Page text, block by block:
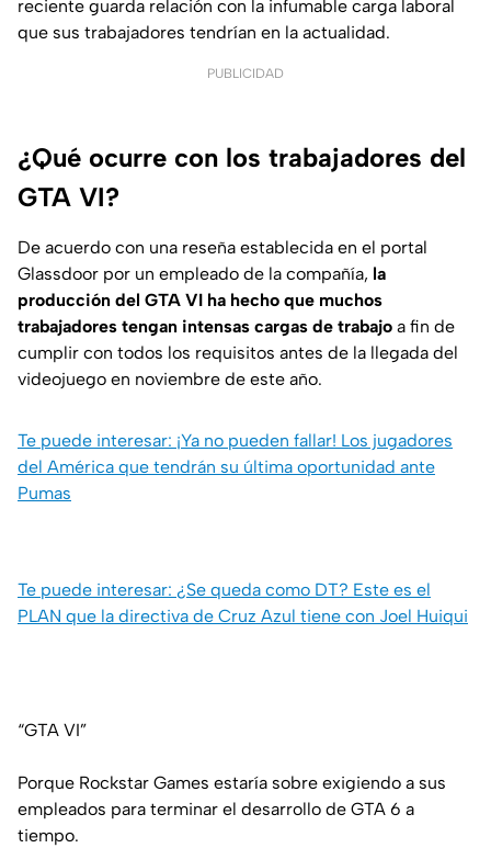
reciente guarda relación con la infumable carga laboral
que sus trabajadores tendrían en la actualidad.
PUBLICIDAD
¿Qué ocurre con los trabajadores del
GTA VI?
De acuerdo con una reseña establecida en el portal
Glassdoor por un empleado de la compañía, la
producción del GTA VI ha hecho que muchos
trabajadores tengan intensas cargas de trabajo a fin de
cumplir con todos los requisitos antes de la llegada del
videojuego en noviembre de este año.
Te puede interesar: ¡Ya no pueden fallar! Los jugadores
del América que tendrán su última oportunidad ante
Pumas
Te puede interesar: ¿Se queda como DT? Este es el
PLAN que la directiva de Cruz Azul tiene con Joel Huiqui
“GTA VI”
Porque Rockstar Games estaría sobre exigiendo a sus
empleados para terminar el desarrollo de GTA 6 a
tiempo.